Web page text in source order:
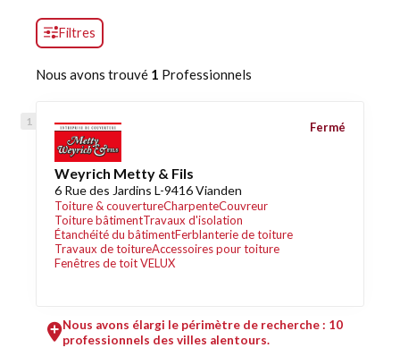
Filtres
Nous avons trouvé 1 Professionnels
Weyrich Metty & Fils
6 Rue des Jardins L-9416 Vianden
Toiture & couvertureCharpenteCouvreur
Toiture bâtimentTravaux d'isolation
Étanchéité du bâtimentFerblanterie de toiture
Travaux de toitureAccessoires pour toiture
Fenêtres de toit VELUX
Fermé
Nous avons élargi le périmètre de recherche : 10
professionnels des villes alentours.